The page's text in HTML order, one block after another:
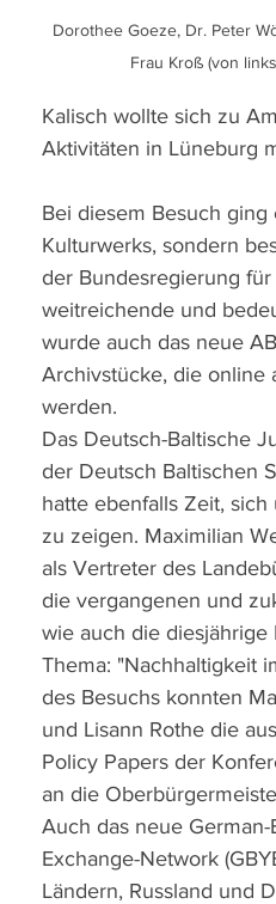
Dorothee Goeze, Dr. Peter
Frau Kroß (von
Kalisch wollte sich zu
Aktivitäten in Lüneburg
Bei diesem Besuch
Kulturwerks, sondern
der Bundesregierung
weitreichende und
wurde auch das neue
Archivstücke, die online
werden.
Das Deutsch-Baltische
der Deutsch Baltischen
hatte ebenfalls Zeit,
zu zeigen. Maximilian
als Vertreter des
die vergangenen und
wie auch die
Thema: "Nachhaltigkeit
des Besuchs konnten
und Lisann Rothe die
Policy Papers der
an die
Auch das neue German-
Exchange-Network
Ländern, Russland und